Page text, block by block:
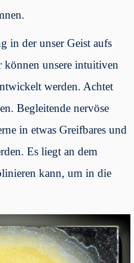
in der unser Geist aufs
können unsere intuitiven
werden. Achtet
Begleitende nervöse
in etwas Greifbares und
Es liegt an dem
kann, um in die